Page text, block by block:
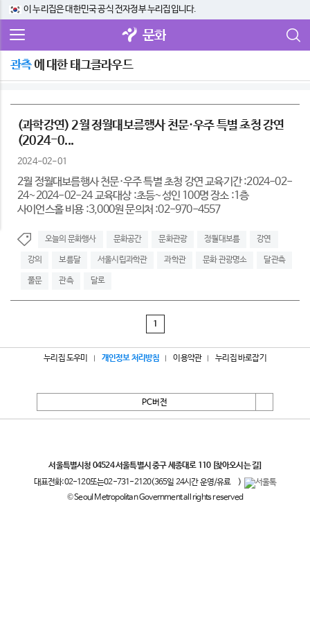
이 누리집은 대한민국 공식 전자정부 누리집입니다.
문화
관측에 대한 태그클라우드
(과학강연) 2월 정월대보름행사 천문·우주 특별 초청 강연
(2024-0...
2024-02-01
2월 정월대보름행사 천문·우주 특별 초청 강연 교육기간 :2024-02-
24~2024-02-24 교육대상 :초등~성인 100명 장소 :1층
사이언스홀 비용 :3,000원 문의처 :02-970-4557
오늘의 문화행사 문화공간 문화관광 정월대보름 강연
강의 보름달 서울시립과학관 과학관 문화 관광명소 달관측
풀문 관측 달로
1
누리집 도우미 개인정보 처리방침 이용약관 누리집 바로잡기
PC버전
서울특별시청 04524 서울특별시 중구 세종대로 110 [찾아오시는 길]
대표전화:02-120또는02-731-2120(365일 24시간 운영/유료
)
© Seoul Metropolitan Government all rights reserved